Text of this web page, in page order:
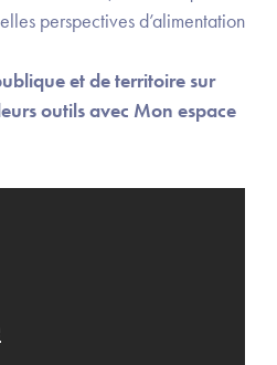
perspectives d’alimentation
et de territoire sur
outils avec Mon espace